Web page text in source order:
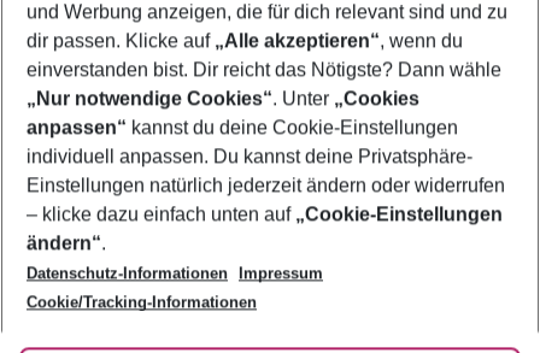
Footer
Footer navigation
Über uns
AGB
Bestpreisgarantie
Cookie-Einstellungen ändern
Cookie-Richtlinie
Agenturbetreuung
Barrierefreies Reisen
Folge uns
und Werbung anzeigen, die für dich relevant sind und zu
dir passen. Klicke auf „Alle akzeptieren“, wenn du
einverstanden bist. Dir reicht das Nötigste? Dann wähle
„Nur notwendige Cookies“. Unter „Cookies
anpassen“ kannst du deine Cookie-Einstellungen
individuell anpassen. Du kannst deine Privatsphäre-
Einstellungen natürlich jederzeit ändern oder widerrufen
– klicke dazu einfach unten auf „Cookie-Einstellungen
ändern“.
Datenschutz-Informationen
Impressum
Cookie/Tracking-Informationen